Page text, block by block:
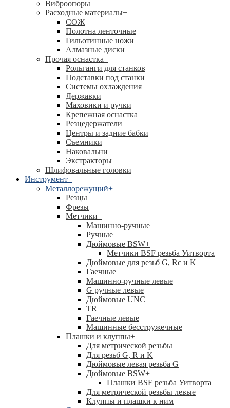
Виброопоры
Расходные материалы+
СОЖ
Полотна ленточные
Гильотинные ножи
Алмазные диски
Прочая оснастка+
Рольганги для станков
Подставки под станки
Системы охлаждения
Державки
Маховики и ручки
Крепежная оснастка
Резцедержатели
Центры и задние бабки
Съемники
Наковальни
Экстракторы
Шлифовальные головки
Инструмент+
Металлорежущий+
Резцы
Фрезы
Метчики+
Машинно-ручные
Ручные
Дюймовые BSW+
Метчики BSF резьба Уитворта
Дюймовые для резьб G, Rc и K
Гаечные
Машинно-ручные левые
G ручные левые
Дюймовые UNC
TR
Гаечные левые
Машинные бесстружечные
Плашки и клуппы+
Для метрической резьбы
Для резьб G, R и K
Дюймовые левая резьба G
Дюймовые BSW+
Плашки BSF резьба Уитворта
Для метрической резьбы левые
Клуппы и плашки к ним